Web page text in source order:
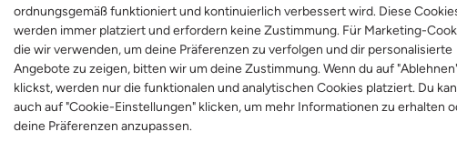
ordnungsgemäß funktioniert und kontinuierlich verbessert wird. Diese
werden immer platziert und erfordern keine Zustimmung. Für Marketing-
die wir verwenden, um deine Präferenzen zu verfolgen und dir personalisierte
Angebote zu zeigen, bitten wir um deine Zustimmung. Wenn du auf
klickst, werden nur die funktionalen und analytischen Cookies platziert. Du
auch auf "Cookie-Einstellungen" klicken, um mehr Informationen zu erhalten
deine Präferenzen anzupassen.